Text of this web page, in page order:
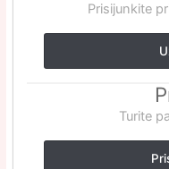
Prisijunkite
Turite